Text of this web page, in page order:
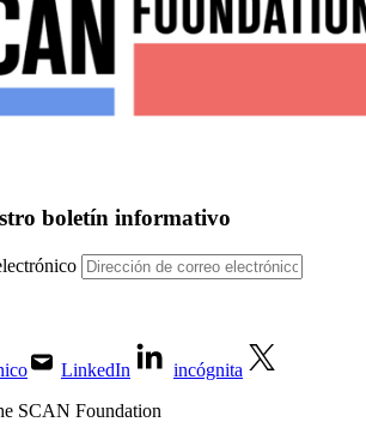
boletín informativo
LinkedIn
incógnita
SCAN Foundation